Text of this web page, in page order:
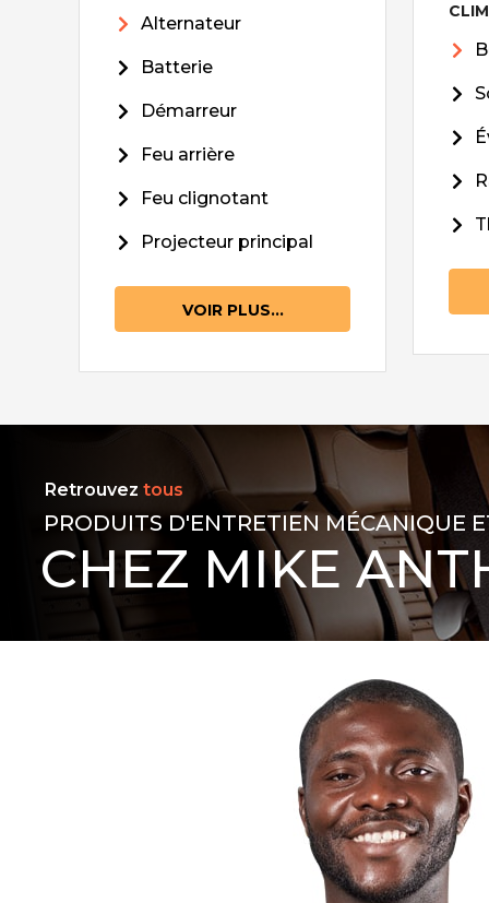
Alternateur
Batterie
Démarreur
Feu arrière
Feu clignotant
Projecteur principal
VOIR PLUS...
Retrouvez tous
PRODUITS D'ENTRETIEN MÉCANIQUE
CHEZ MIKE